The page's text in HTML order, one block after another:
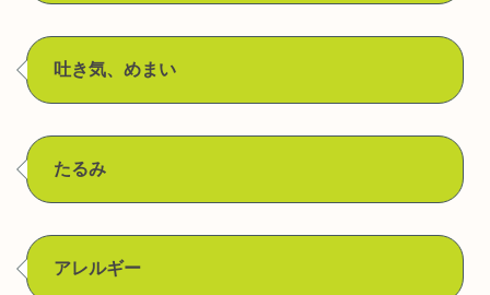
吐き気、めまい
たるみ
アレルギー